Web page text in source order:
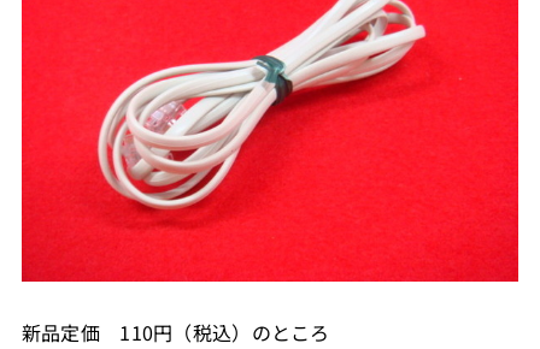
新品定価 110円（税込）のところ